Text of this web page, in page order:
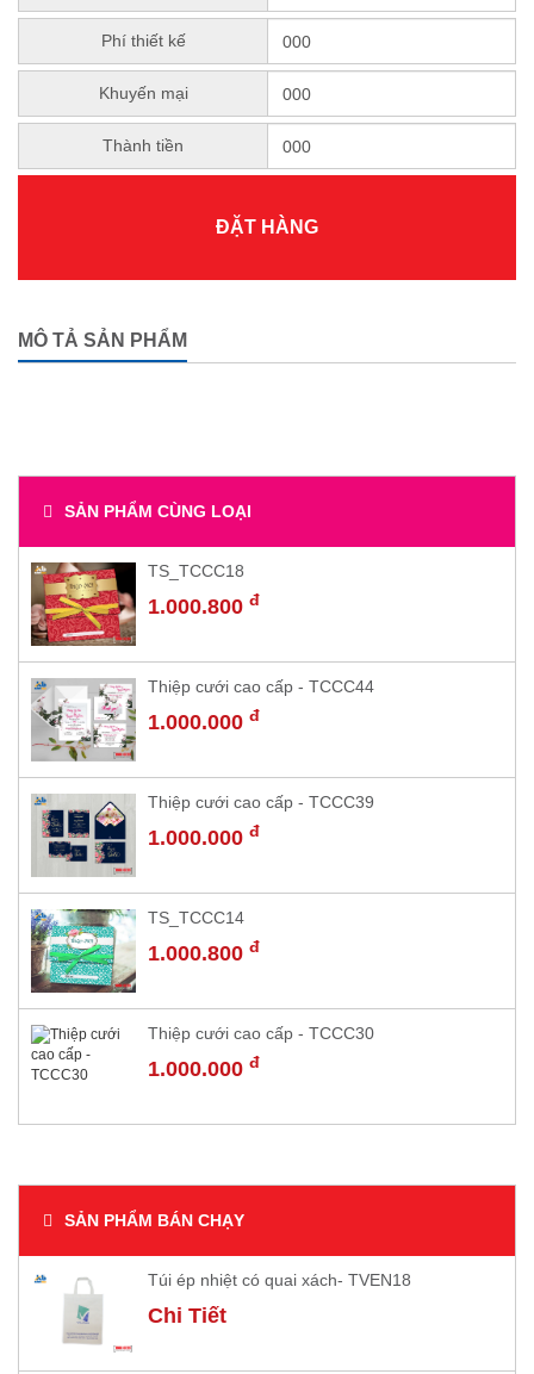
Phí thiết kế
Khuyến mại
Thành tiền
ĐẶT HÀNG
MÔ TẢ SẢN PHẨM
SẢN PHẨM CÙNG LOẠI
TS_TCCC18
1.000.800 đ
Thiệp cưới cao cấp - TCCC44
1.000.000 đ
Thiệp cưới cao cấp - TCCC39
1.000.000 đ
TS_TCCC14
1.000.800 đ
Thiệp cưới cao cấp - TCCC30
1.000.000 đ
SẢN PHẨM BÁN CHẠY
Túi ép nhiệt có quai xách- TVEN18
Chi Tiết